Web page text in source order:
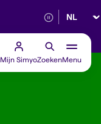
Betrouwbaar
Mijn SimyoZoekenMenu